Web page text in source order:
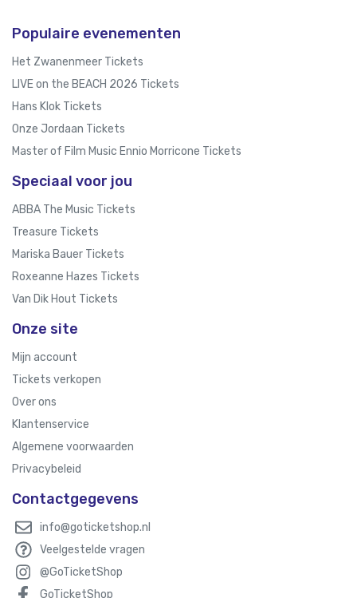
Populaire evenementen
Het Zwanenmeer Tickets
LIVE on the BEACH 2026 Tickets
Hans Klok Tickets
Onze Jordaan Tickets
Master of Film Music Ennio Morricone Tickets
Speciaal voor jou
ABBA The Music Tickets
Treasure Tickets
Mariska Bauer Tickets
Roxeanne Hazes Tickets
Van Dik Hout Tickets
Onze site
Mijn account
Tickets verkopen
Over ons
Klantenservice
Algemene voorwaarden
Privacybeleid
Contactgegevens
info@goticketshop.nl
Veelgestelde vragen
@GoTicketShop
GoTicketShop